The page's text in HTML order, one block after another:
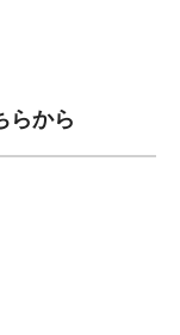
らから